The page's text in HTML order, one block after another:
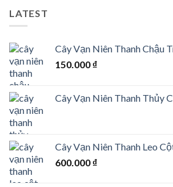
LATEST
Cây Vạn Niên Thanh Chậu
150.000 ₫
Cây Vạn Niên Thanh Thủy
Cây Vạn Niên Thanh Leo
600.000 ₫